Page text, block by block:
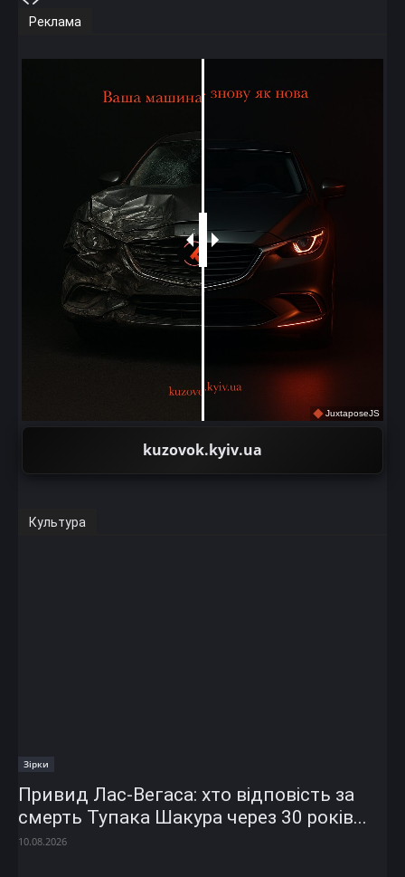
Реклама
JuxtaposeJS
kuzovok.kyiv.ua
Культура
Зірки
Привид Лас-Вегаса: хто відповість за
смерть Тупака Шакура через 30 років...
10.08.2026